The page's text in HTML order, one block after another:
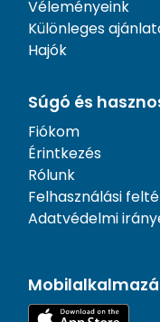
Véleményeink
Különleges
Hajók
Súgó és
Fiókom
Érintkezés
Rólunk
Felhasználási
Adatvédelmi